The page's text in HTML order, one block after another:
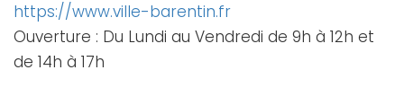
https://www.ville-barentin.fr
Ouverture : Du Lundi au Vendredi de 9h à 12h et
de 14h à 17h